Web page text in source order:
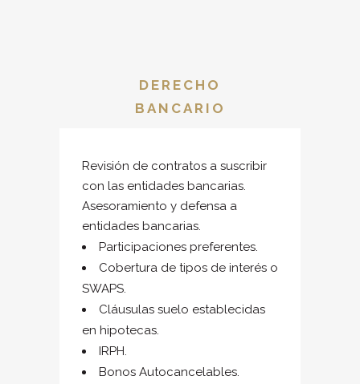
DERECHO
BANCARIO
Revisión de contratos a suscribir
con las entidades bancarias.
Asesoramiento y defensa a
entidades bancarias.
Participaciones preferentes.
Cobertura de tipos de interés o
SWAPS.
Cláusulas suelo establecidas
en hipotecas.
IRPH.
Bonos Autocancelables.